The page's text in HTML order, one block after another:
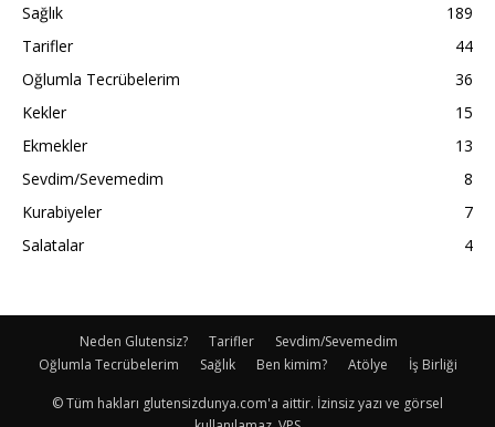
Sağlık
189
Tarifler
44
Oğlumla Tecrübelerim
36
Kekler
15
Ekmekler
13
Sevdim/Sevemedim
8
Kurabiyeler
7
Salatalar
4
Neden Glutensiz? Tarifler
Sevdim/Sevemedim
Oğlumla Tecrübelerim
Sağlık Ben kimim? Atölye İş Birliği
© Tüm hakları glutensizdunya.com'a aittir. İzinsiz yazı ve görsel